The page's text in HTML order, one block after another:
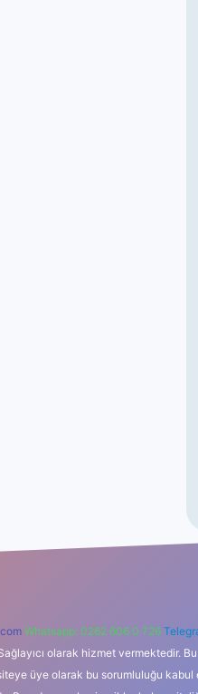
Whatsapp: 0262 606 0 726
olarak hizmet
üye olarak bu sorumluluğu kabul